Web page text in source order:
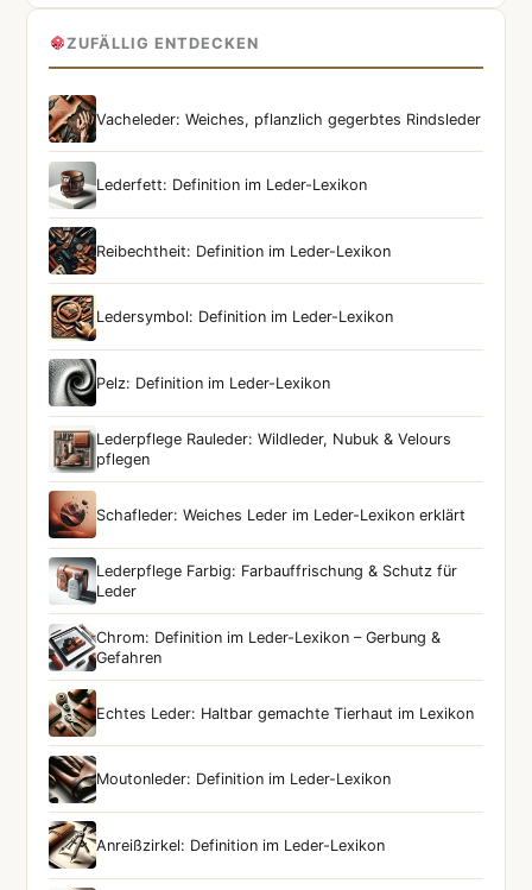
ZUFÄLLIG ENTDECKEN
Vacheleder: Weiches, pflanzlich gegerbtes Rindsleder
Lederfett: Definition im Leder-Lexikon
Reibechtheit: Definition im Leder-Lexikon
Ledersymbol: Definition im Leder-Lexikon
Pelz: Definition im Leder-Lexikon
Lederpflege Rauleder: Wildleder, Nubuk & Velours
pflegen
Schafleder: Weiches Leder im Leder-Lexikon erklärt
Lederpflege Farbig: Farbauffrischung & Schutz für
Leder
Chrom: Definition im Leder-Lexikon – Gerbung &
Gefahren
Echtes Leder: Haltbar gemachte Tierhaut im Lexikon
Moutonleder: Definition im Leder-Lexikon
Anreißzirkel: Definition im Leder-Lexikon